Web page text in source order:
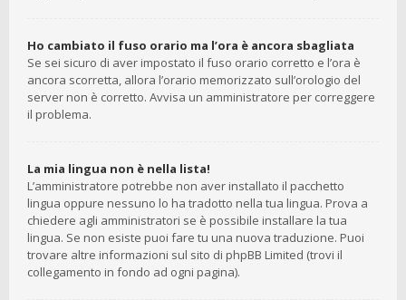
Ho cambiato il fuso orario ma l’ora è ancora sbagliata
Se sei sicuro di aver impostato il fuso orario corretto e l’ora è
ancora scorretta, allora l’orario memorizzato sull’orologio del
server non è corretto. Avvisa un amministratore per correggere
il problema.
La mia lingua non è nella lista!
L’amministratore potrebbe non aver installato il pacchetto
lingua oppure nessuno lo ha tradotto nella tua lingua. Prova a
chiedere agli amministratori se è possibile installare la tua
lingua. Se non esiste puoi fare tu una nuova traduzione. Puoi
trovare altre informazioni sul sito di phpBB Limited (trovi il
collegamento in fondo ad ogni pagina).